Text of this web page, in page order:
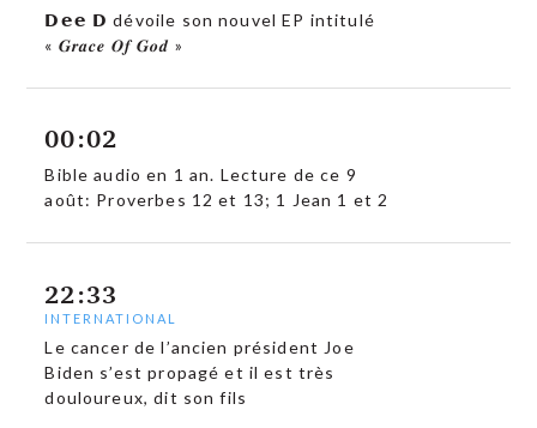
𝗗𝗲𝗲 𝗗 dévoile son nouvel EP intitulé
« 𝑮𝒓𝒂𝒄𝒆 𝑶𝒇 𝑮𝒐𝒅 »
00:02
Bible audio en 1 an. Lecture de ce 9
août: Proverbes 12 et 13; 1 Jean 1 et 2
22:33
INTERNATIONAL
Le cancer de l’ancien président Joe
Biden s’est propagé et il est très
douloureux, dit son fils